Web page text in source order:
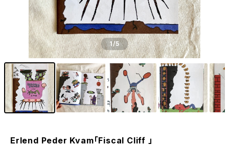
1/5
Erlend Peder Kvam「Fiscal Cliff 」